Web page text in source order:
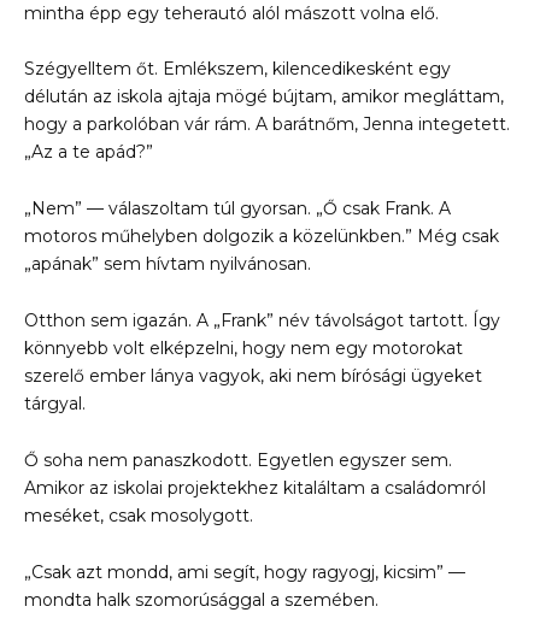
mintha épp egy teherautó alól mászott volna elő.
Szégyelltem őt. Emlékszem, kilencedikesként egy
délután az iskola ajtaja mögé bújtam, amikor megláttam,
hogy a parkolóban vár rám. A barátnőm, Jenna integetett.
„Az a te apád?”
„Nem” — válaszoltam túl gyorsan. „Ő csak Frank. A
motoros műhelyben dolgozik a közelünkben.” Még csak
„apának” sem hívtam nyilvánosan.
Otthon sem igazán. A „Frank” név távolságot tartott. Így
könnyebb volt elképzelni, hogy nem egy motorokat
szerelő ember lánya vagyok, aki nem bírósági ügyeket
tárgyal.
Ő soha nem panaszkodott. Egyetlen egyszer sem.
Amikor az iskolai projektekhez kitaláltam a családomról
meséket, csak mosolygott.
„Csak azt mondd, ami segít, hogy ragyogj, kicsim” —
mondta halk szomorúsággal a szemében.